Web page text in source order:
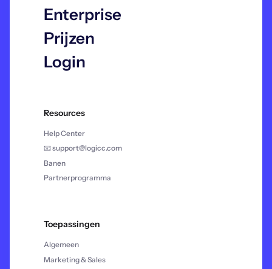
Enterprise
Prijzen
Login
Resources
Help Center
📧 support@logicc.com
Banen
Partnerprogramma
Toepassingen
Algemeen
Marketing & Sales